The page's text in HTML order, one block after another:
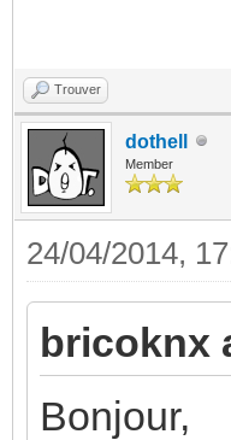
Trouver
dothell
Member
24/04/2014,
bricoknx
Bonjour,